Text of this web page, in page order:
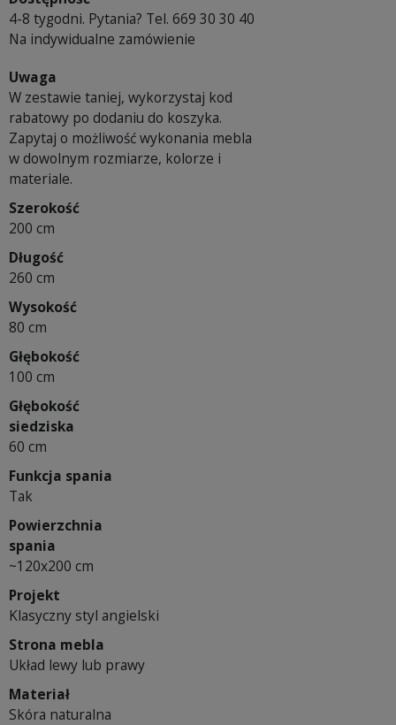
4-8 tygodni. Pytania? Tel. 669 30 30 40
Na indywidualne zamówienie
Uwaga
W zestawie taniej, wykorzystaj kod
rabatowy po dodaniu do koszyka.
Zapytaj o możliwość wykonania mebla
w dowolnym rozmiarze, kolorze i
materiale.
Szerokość
200 cm
Długość
260 cm
Wysokość
80 cm
Głębokość
100 cm
Głębokość
siedziska
60 cm
Funkcja spania
Tak
Powierzchnia
spania
~120x200 cm
Projekt
Klasyczny styl angielski
Strona mebla
Układ lewy lub prawy
Materiał
Skóra naturalna